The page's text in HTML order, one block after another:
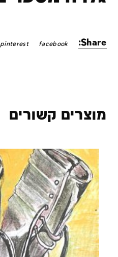
Share:
facebook
pinterest
מוצרים קשורים